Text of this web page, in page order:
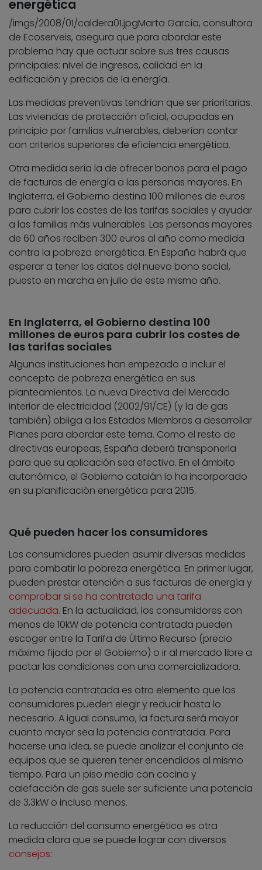
energética
/imgs/2008/01/caldera01.jpgMarta García, consultora
de Ecoserveis, asegura que para abordar este
problema hay que actuar sobre sus tres causas
principales: nivel de ingresos, calidad en la
edificación y precios de la energía.
Las medidas preventivas tendrían que ser prioritarias.
Las viviendas de protección oficial, ocupadas en
principio por familias vulnerables, deberían contar
con criterios superiores de eficiencia energética.
Otra medida sería la de ofrecer bonos para el pago
de facturas de energía a las personas mayores. En
Inglaterra, el Gobierno destina 100 millones de euros
para cubrir los costes de las tarifas sociales y ayudar
a las familias más vulnerables. Las personas mayores
de 60 años reciben 300 euros al año como medida
contra la pobreza energética. En España habrá que
esperar a tener los datos del nuevo bono social,
puesto en marcha en julio de este mismo año.
En Inglaterra, el Gobierno destina 100
millones de euros para cubrir los costes de
las tarifas sociales
Algunas instituciones han empezado a incluir el
concepto de pobreza energética en sus
planteamientos. La nueva Directiva del Mercado
interior de electricidad (2002/91/CE) (y la de gas
también) obliga a los Estados Miembros a desarrollar
Planes para abordar este tema. Como el resto de
directivas europeas, España deberá transponerla
para que su aplicación sea efectiva. En el ámbito
autonómico, el Gobierno catalán lo ha incorporado
en su planificación energética para 2015.
Qué pueden hacer los consumidores
Los consumidores pueden asumir diversas medidas
para combatir la pobreza energética. En primer lugar,
pueden prestar atención a sus facturas de energía y
comprobar si se ha contratado una tarifa
adecuada. En la actualidad, los consumidores con
menos de 10kW de potencia contratada pueden
escoger entre la Tarifa de Último Recurso (precio
máximo fijado por el Gobierno) o ir al mercado libre a
pactar las condiciones con una comercializadora.
La potencia contratada es otro elemento que los
consumidores pueden elegir y reducir hasta lo
necesario. A igual consumo, la factura será mayor
cuanto mayor sea la potencia contratada. Para
hacerse una idea, se puede analizar el conjunto de
equipos que se quieren tener encendidos al mismo
tiempo. Para un piso medio con cocina y
calefacción de gas suele ser suficiente una potencia
de 3,3kW o incluso menos.
La reducción del consumo energético es otra
medida clara que se puede lograr con diversos
consejos: